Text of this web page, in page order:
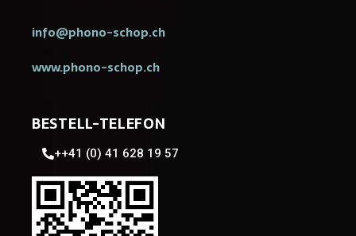
info@phono-schop.ch
www.phono-schop.ch
BESTELL-TELEFON
++41 (0) 41 628 19 57